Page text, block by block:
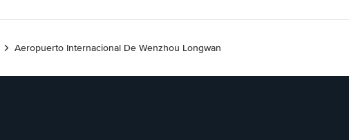
Aeropuerto Internacional De Wenzhou Longwan